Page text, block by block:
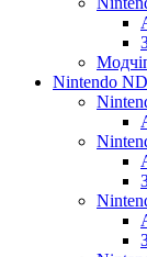
Nintendo